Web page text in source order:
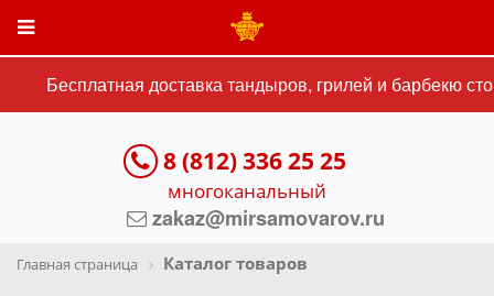
Бесплатная доставка тандыров, грилей и барбекю
8 (812) 336 25 25
многоканальный
zakaz@mirsamovarov.ru
Главная страница Каталог товаров